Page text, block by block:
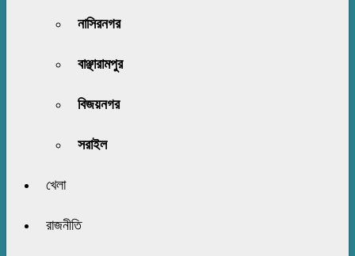
নাসিরনগর
বাঞ্ছারামপুর
বিজয়নগর
সরাইল
খেলা
রাজনীতি